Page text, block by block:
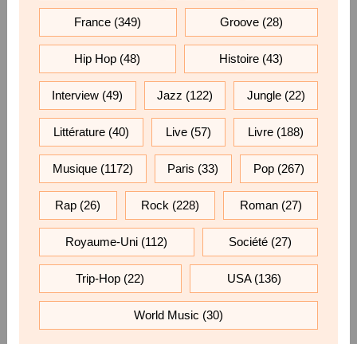
France (349) Groove(28)
Hip Hop (48) Histoire(43)
Interview (49) Jazz (122) Jungle(22)
Littérature(40) Live (57) Livre (188)
Musique(1172) Paris (33) Pop (267)
Rap (26) Rock (228) Roman(27)
Royaume-Uni (112) Société(27)
Trip-Hop (22) USA(136)
World Music (30)